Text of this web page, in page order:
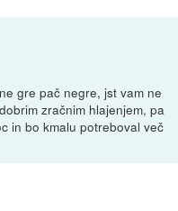
gre pač negre, jst vam ne
zračnim hlajenjem, pa
in bo kmalu potreboval več